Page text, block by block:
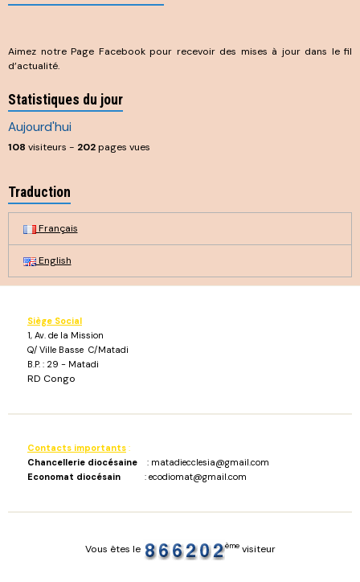
Aimez notre Page Facebook pour recevoir des mises à jour dans le fil
d’actualité.
Statistiques du jour
Aujourd'hui
108 visiteurs - 202pages vues
Traduction
Français
English
Siège Social
1, Av. de la Mission
Q/ Ville Basse C/Matadi
B.P. : 29 - Matadi
RD Congo
Contacts importants :
Chancellerie diocésaine : matadiecclesia@gmail.com
Economat diocésain : ecodiomat@gmail.com
Vous êtes le èmevisiteur